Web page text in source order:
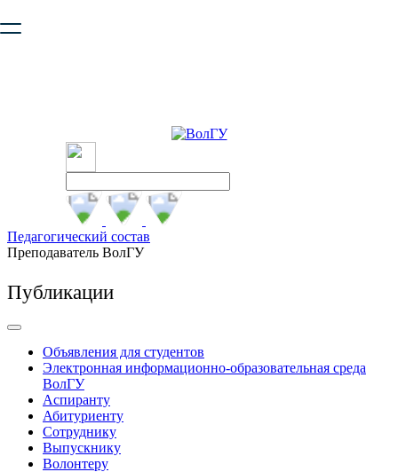
безопасную работу с сайтом. Пожалуйста
Педагогический состав
Преподаватель ВолГУ
Публикации
Объявления для студентов
Электронная информационно-образовательная среда
ВолГУ
Аспиранту
Абитуриенту
Сотруднику
Выпускнику
Волонтеру